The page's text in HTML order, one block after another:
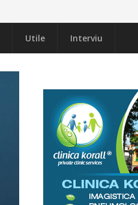
Utile Interviu